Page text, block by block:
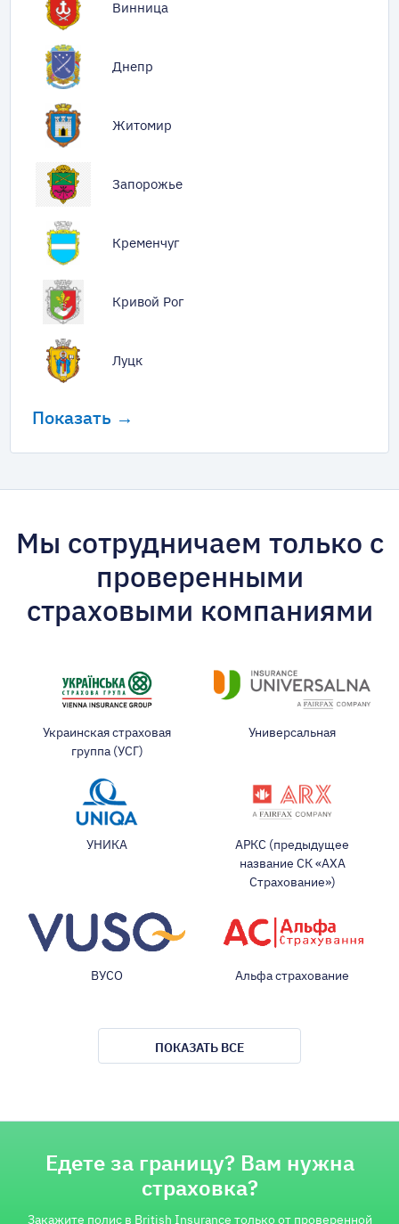
Винница
Днепр
Житомир
Запорожье
Кременчуг
Кривой Рог
Луцк
Показать →
Мы сотрудничаем только с
проверенными
страховыми компаниями
Украинская страховая
группа (УСГ)
Универсальная
УНИКА
АРКС (предыдущее
название СК «АХА
Страхование»)
ВУСО Альфа страхование
ПОКАЗАТЬ ВСЕ
Едете за границу? Вам нужна
страховка?
Закажите полис в British Insurance только от проверенной